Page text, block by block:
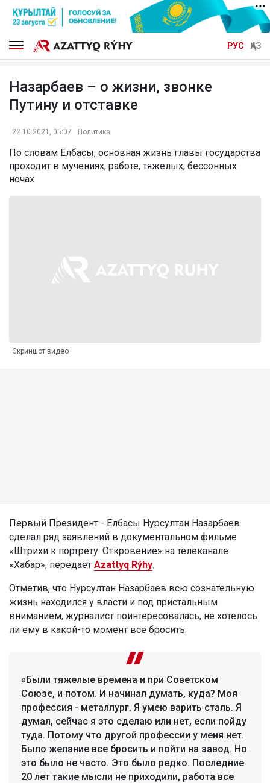
РУС ҚАЗ
Назарбаев – о жизни, звонке
Путину и отставке
22.10.2021, 05:07 Политика
По словам Елбасы, основная жизнь главы государства
проходит в мучениях, работе, тяжелых, бессонных
ночах
Скриншот видео
Первый Президент - Елбасы Нурсултан Назарбаев
сделал ряд заявлений в документальном фильме
«Штрихи к портрету. Откровение» на телеканале
«Хабар», передает Azattyq Rýhy.
Отметив, что Нурсултан Назарбаев всю сознательную
жизнь находился у власти и под пристальным
вниманием, журналист поинтересовалась, не хотелось
ли ему в какой-то момент все бросить.
«Были тяжелые времена и при Советском
Союзе, и потом. И начинал думать, куда? Моя
профессия - металлург. Я умею варить сталь. Я
думал, сейчас я это сделаю или нет, если пойду
туда. Потому что другой профессии у меня нет.
Было желание все бросить и пойти на завод. Но
это было не часто. Это было редко. Последние
20 лет такие мысли не приходили, работа все